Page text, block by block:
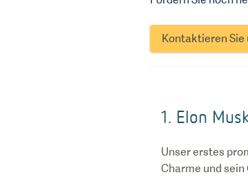
Kontaktieren Sie
1. Elon
Unser erstes
Charme und